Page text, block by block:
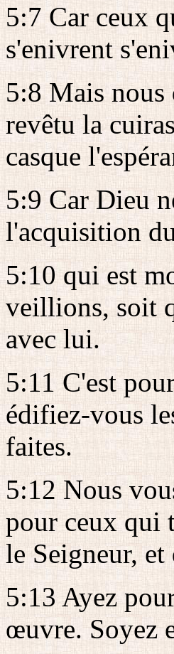
5:7 Car ceux
s'enivrent
5:8 Mais nous
revêtu la
casque
5:9 Car Dieu
l'acquisition
5:10 qui est
veillions, soit
avec lui.
5:11 C'est
édifiez-vous
faites.
5:12 Nous
pour ceux qui
le Seigneur,
5:13 Ayez
œuvre. Soyez